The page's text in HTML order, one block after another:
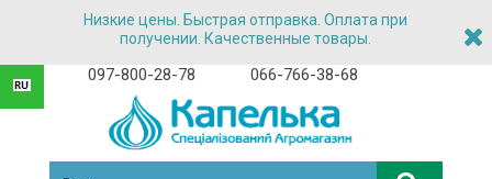
Низкие цены. Быстрая отправка. Оплата при
получении. Качественные товары.
097-800-28-78 066-766-38-68